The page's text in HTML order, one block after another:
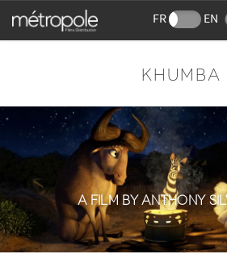
FR EN
KHUMBA
A FILM BY ANTHONY